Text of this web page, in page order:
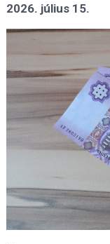
2026. július 15.